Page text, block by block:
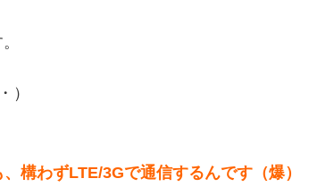
）
構わずLTE/3Gで通信するんです（爆）